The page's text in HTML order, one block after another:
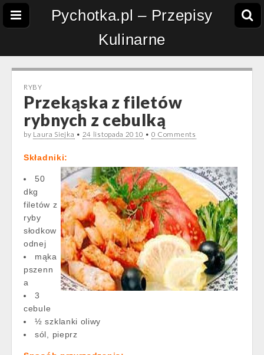
Pychotka.pl – Przepisy
Kulinarne
RYBY
Przekąska z filetów
rybnych z cebulką
by Laura Siejka • 24 listopada 2010 • 0 Comments
Składniki:
50
dkg
filetów z
ryby
słodkow
odnej
mąka
pszenn
a
3
cebule
½ szklanki oliwy
sól, pieprz